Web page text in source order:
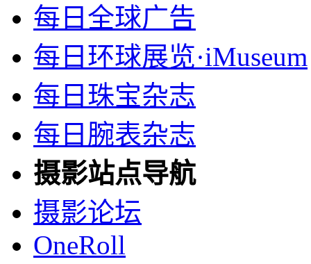
每日全球广告
每日环球展览·iMuseum
每日珠宝杂志
每日腕表杂志
摄影站点导航
摄影论坛
OneRoll